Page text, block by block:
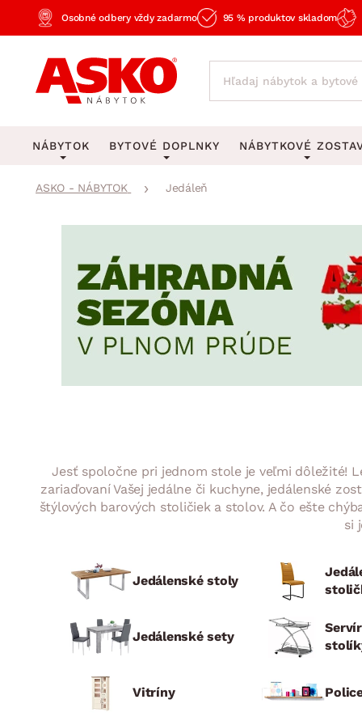
Osobné odbery vždy zadarmo 95 % produktov skladom
NÁBYTOK
Obývacia izba
Spálňa
Kúpeľňa
Záhrada
BYTOVÉ DOPLNKY
KOBERCE
Veľké a stredné koberce
Detské koberce
Kúpeľňové predložky
Stolové lampy a
Lustre a závesné
Zobrazit vše
Závesy a žalúzie
Zobrazit vše
Panvice
Zobrazit vše
NÁBYTKOVÉ
Spálňové
Kancelárske
Kuchynské
Detské
Predsieňové
ASKO - NÁBYTOK Jedáleň
Jesť spoločne pri jednom stole je veľmi dôležité!
zariaďovaní Vašej jedálne či kuchyne, jedálenské
štýlových barových stoličiek a stolov. A čo ešte
si
Jedálenské stoly
Jedálenské sety
Vitríny